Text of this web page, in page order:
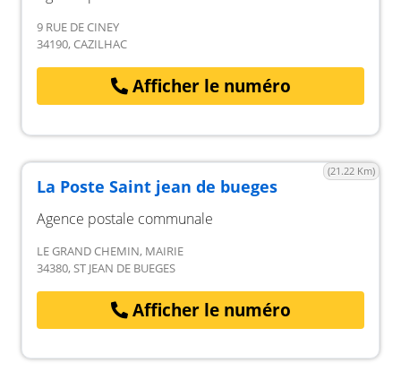
9 RUE DE CINEY
34190, CAZILHAC
Afficher le numéro
(21.22 Km)
La Poste Saint jean de bueges
Agence postale communale
LE GRAND CHEMIN, MAIRIE
34380, ST JEAN DE BUEGES
Afficher le numéro